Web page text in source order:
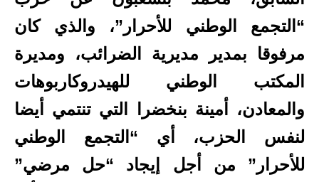
“التجمع الوطني للأحرار”، والذي كان
مرفوقا بمدير مديرية الضرائب، ومديرة
المكتب الوطني للهيدروكاربوهات
والمعادن، أمينة بنخضرا التي تنتمي أيضا
لنفس الحزب، أي “التجمع الوطني
للأحرار” من أجل إيجاد “حل مرضي”